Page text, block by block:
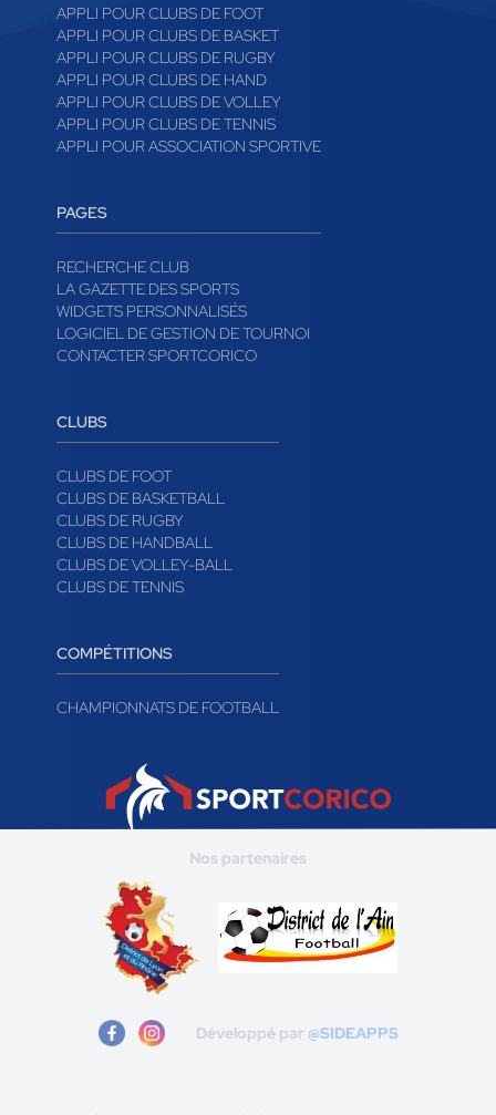
APPLI POUR CLUBS DE FOOT
APPLI POUR CLUBS DE BASKET
APPLI POUR CLUBS DE RUGBY
APPLI POUR CLUBS DE HAND
APPLI POUR CLUBS DE VOLLEY
APPLI POUR CLUBS DE TENNIS
APPLI POUR ASSOCIATION SPORTIVE
PAGES
RECHERCHE CLUB
LA GAZETTE DES SPORTS
WIDGETS PERSONNALISÉS
LOGICIEL DE GESTION DE TOURNOI
CONTACTER SPORTCORICO
CLUBS
CLUBS DE FOOT
CLUBS DE BASKETBALL
CLUBS DE RUGBY
CLUBS DE HANDBALL
CLUBS DE VOLLEY-BALL
CLUBS DE TENNIS
COMPÉTITIONS
CHAMPIONNATS DE FOOTBALL
Nos partenaires
Développé par @SIDEAPPS